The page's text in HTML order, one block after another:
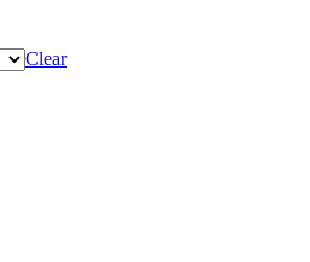
Clear